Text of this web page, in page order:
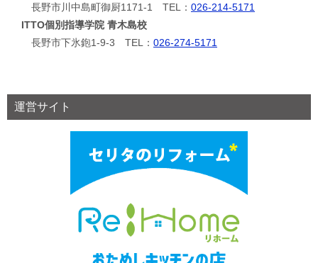
長野市川中島町御厨1171-1 TEL： 026-214-5171
ITTO個別指導学院 青木島校
長野市下氷鉋1-9-3 TEL： 026-274-5171
運営サイト